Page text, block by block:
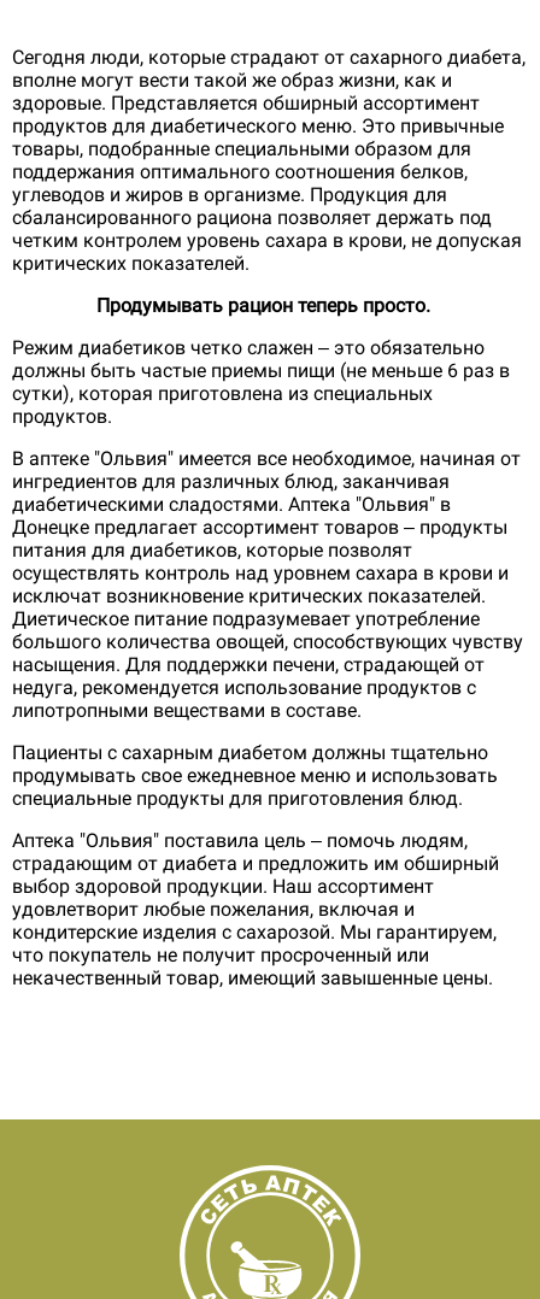
Сегодня люди, которые страдают от сахарного диабета,
вполне могут вести такой же образ жизни, как и
здоровые. Представляется обширный ассортимент
продуктов для диабетического меню. Это привычные
товары, подобранные специальными образом для
поддержания оптимального соотношения белков,
углеводов и жиров в организме. Продукция для
сбалансированного рациона позволяет держать под
четким контролем уровень сахара в крови, не допуская
критических показателей.
Продумывать рацион теперь просто.
Режим диабетиков четко слажен – это обязательно
должны быть частые приемы пищи (не меньше 6 раз в
сутки), которая приготовлена из специальных
продуктов.
В аптеке "Ольвия" имеется все необходимое, начиная от
ингредиентов для различных блюд, заканчивая
диабетическими сладостями. Аптека "Ольвия" в
Донецке предлагает ассортимент товаров – продукты
питания для диабетиков, которые позволят
осуществлять контроль над уровнем сахара в крови и
исключат возникновение критических показателей.
Диетическое питание подразумевает употребление
большого количества овощей, способствующих чувству
насыщения. Для поддержки печени, страдающей от
недуга, рекомендуется использование продуктов с
липотропными веществами в составе.
Пациенты с сахарным диабетом должны тщательно
продумывать свое ежедневное меню и использовать
специальные продукты для приготовления блюд.
Аптека "Ольвия" поставила цель – помочь людям,
страдающим от диабета и предложить им обширный
выбор здоровой продукции. Наш ассортимент
удовлетворит любые пожелания, включая и
кондитерские изделия с сахарозой. Мы гарантируем,
что покупатель не получит просроченный или
некачественный товар, имеющий завышенные цены.